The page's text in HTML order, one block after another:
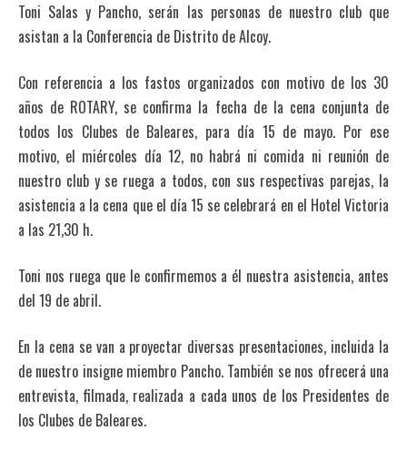
Toni Salas y Pancho, serán las personas de nuestro club que
asistan a la Conferencia de Distrito de Alcoy.
Con referencia a los fastos organizados con motivo de los 30
años de ROTARY, se confirma la fecha de la cena conjunta de
todos los Clubes de Baleares, para día 15 de mayo. Por ese
motivo, el miércoles día 12, no habrá ni comida ni reunión de
nuestro club y se ruega a todos, con sus respectivas parejas, la
asistencia a la cena que el día 15 se celebrará en el Hotel Victoria
a las 21,30 h.
Toni nos ruega que le confirmemos a él nuestra asistencia, antes
del 19 de abril.
En la cena se van a proyectar diversas presentaciones, incluida la
de nuestro insigne miembro Pancho. También se nos ofrecerá una
entrevista, filmada, realizada a cada unos de los Presidentes de
los Clubes de Baleares.